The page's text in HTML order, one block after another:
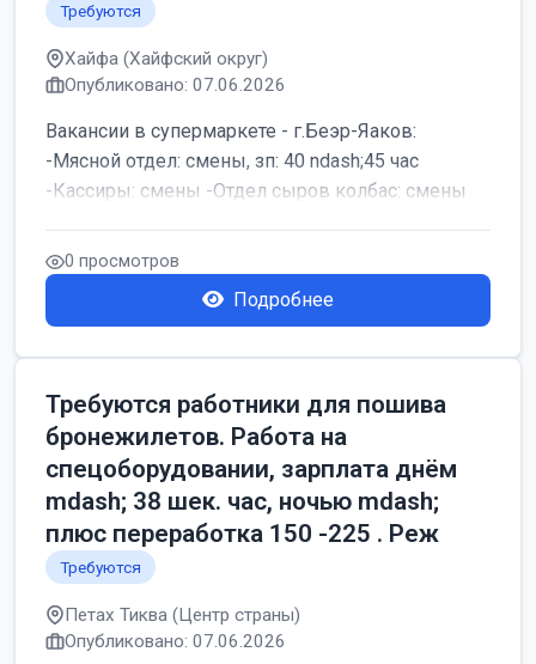
Требуются
Хайфа (Хайфский округ)
Опубликовано: 07.06.2026
Вакансии в супермаркете - г.Беэр-Яаков:
-Мясной отдел: смены, зп: 40 ndash;45 час
-Кассиры: смены -Отдел сыров колбас: смены
0 просмотров
Подробнее
Требуются работники для пошива
бронежилетов. Работа на
спецоборудовании, зарплата днём
mdash; 38 шек. час, ночью mdash;
плюс переработка 150 -225 . Реж
Требуются
Петах Тиква (Центр страны)
Опубликовано: 07.06.2026